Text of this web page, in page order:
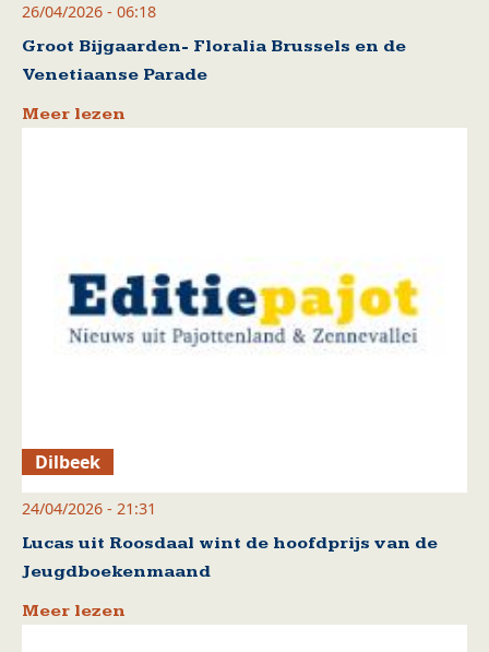
26/04/2026 - 06:18
Groot Bijgaarden- Floralia Brussels en de
Venetiaanse Parade
Meer lezen
Dilbeek
24/04/2026 - 21:31
Lucas uit Roosdaal wint de hoofdprijs van de
Jeugdboekenmaand
Meer lezen